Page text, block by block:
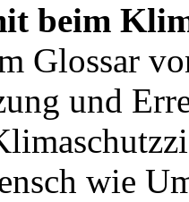
beim
Glossar
und
wie